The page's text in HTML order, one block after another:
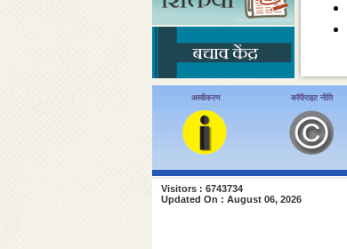
अस्वीकरण कॉपीराइट नीति
Visitors : 6743734
Updated On : August 06, 2026